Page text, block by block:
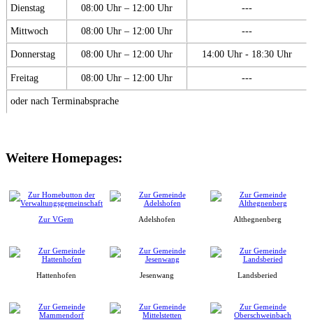
Dienstag 08:00 Uhr – 12:00 Uhr ---
Mittwoch 08:00 Uhr – 12:00 Uhr ---
Donnerstag 08:00 Uhr – 12:00 Uhr 14:00 Uhr - 18:30 Uhr
Freitag 08:00 Uhr – 12:00 Uhr ---
oder nach Terminabsprache
Weitere Homepages:
Zur VGem Adelshofen Althegnenberg
Hattenhofen Jesenwang Landsberied